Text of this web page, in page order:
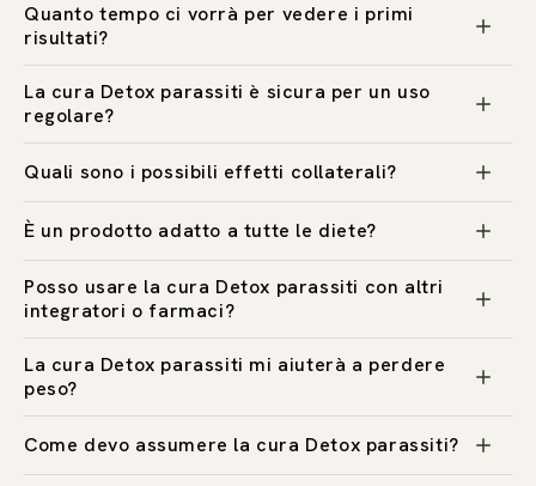
Quanto tempo ci vorrà per vedere i primi
risultati?
La cura Detox parassiti è sicura per un uso
regolare?
Quali sono i possibili effetti collaterali?
È un prodotto adatto a tutte le diete?
Posso usare la cura Detox parassiti con altri
integratori o farmaci?
La cura Detox parassiti mi aiuterà a perdere
peso?
Come devo assumere la cura Detox parassiti?